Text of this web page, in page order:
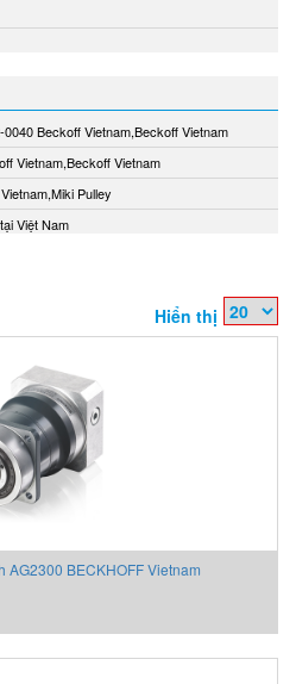
Beckoff Vietnam,Beckoff Vietnam
Vietnam,Beckoff Vietnam
Pulley
Việt Nam
Hiển thị
AG2300 BECKHOFF Vietnam